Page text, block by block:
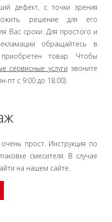
дефект, с точки зрения
решение для его
Вас сроки. Для простого и
обращайтесь в
товар. Чтобы
сервисные услуги звоните
пт с 9:00 до 18:00).
прост. Инструкция по
смесителя. В случае
на нашем сайте.